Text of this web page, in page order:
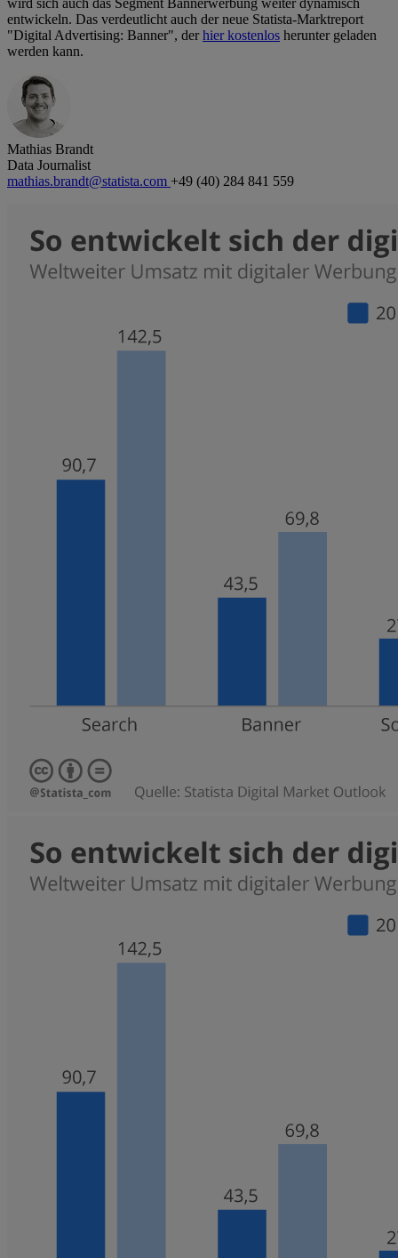
wird sich auch das Segment Bannerwerbung weiter dynamisch
entwickeln. Das verdeutlicht auch der neue Statista-Marktreport
"Digital Advertising: Banner", derhier kostenlos herunter geladen
werden kann.
Mathias Brandt
Data Journalist
mathias.brandt@statista.com +49 (40) 284 841 559